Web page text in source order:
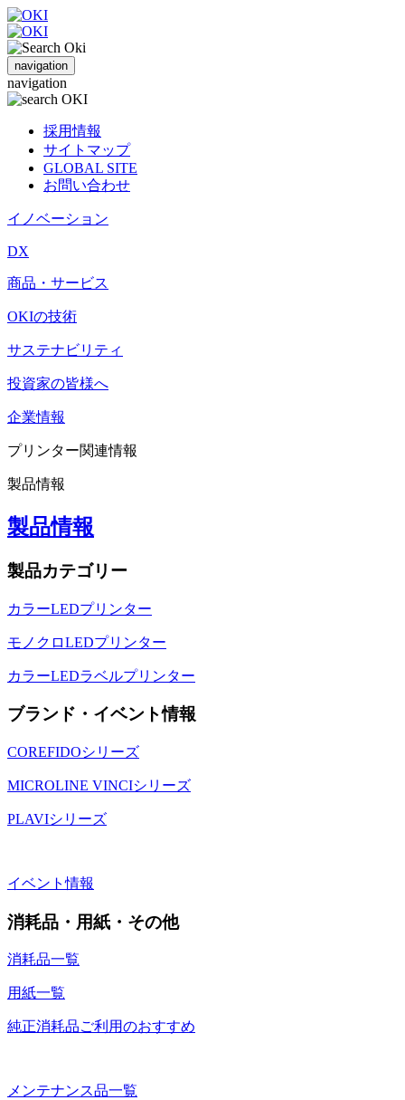
navigation
navigation
採用情報
サイトマップ
GLOBAL SITE
お問い合わせ
イノベーション
DX
商品・サービス
OKIの技術
サステナビリティ
投資家の皆様へ
企業情報
プリンター関連情報
製品情報
製品情報
製品カテゴリー
カラーLEDプリンター
モノクロLEDプリンター
カラーLEDラベルプリンター
ブランド・イベント情報
COREFIDOシリーズ
MICROLINE VINCIシリーズ
PLAVIシリーズ
イベント情報
消耗品・用紙・その他
消耗品一覧
用紙一覧
純正消耗品ご利用のおすすめ
メンテナンス品一覧